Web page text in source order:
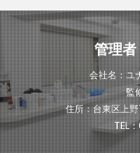
管理
会社名：ユ
監
住所：台東区上
TEL